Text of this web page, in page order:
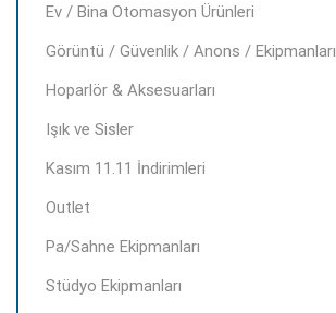
Ev / Bina Otomasyon Ürünleri
Görüntü / Güvenlik / Anons / Ekipmanları
Hoparlör & Aksesuarları
Işık ve Sisler
Kasım 11.11 İndirimleri
Outlet
Pa/Sahne Ekipmanları
Stüdyo Ekipmanları